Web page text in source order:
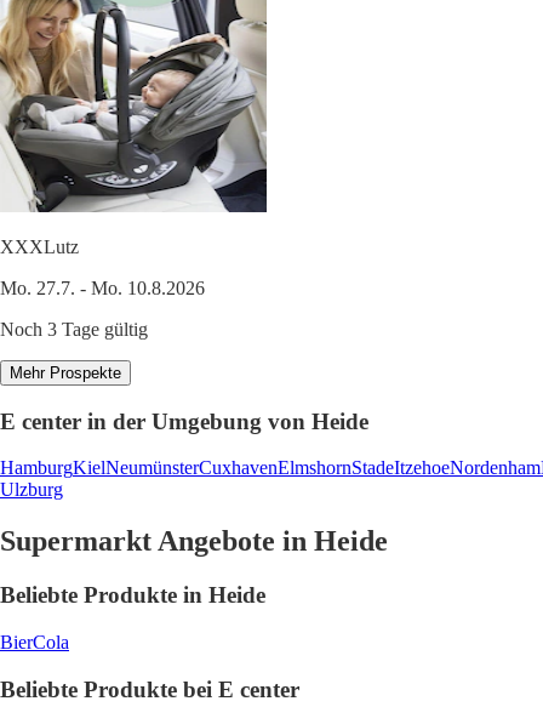
XXXLutz
Mo. 27.7. - Mo. 10.8.2026
Noch 3 Tage gültig
Mehr Prospekte
E center in der Umgebung von Heide
HamburgKielNeumünsterCuxhavenElmshornStadeItzehoeNordenham
Ulzburg
Supermarkt Angebote in Heide
Beliebte Produkte in Heide
BierCola
Beliebte Produkte bei E center